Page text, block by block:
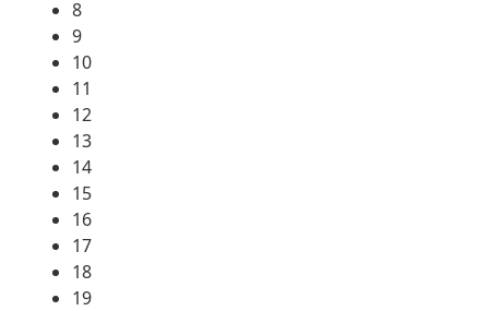
8
9
10
11
12
13
14
15
16
17
18
19